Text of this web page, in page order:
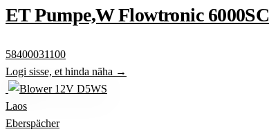
ET Pumpe,W Flowtronic 6000SC
58400031100
Logi sisse, et hinda näha →
Laos
Eberspächer